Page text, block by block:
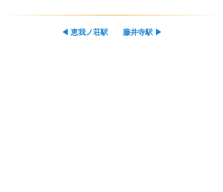
◀ 恵我ノ荘駅 藤井寺駅 ▶